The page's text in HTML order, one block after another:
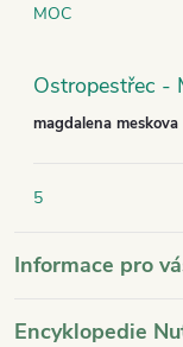
MOC
magdalena meskova
5
Informace pro
Encyklopedie